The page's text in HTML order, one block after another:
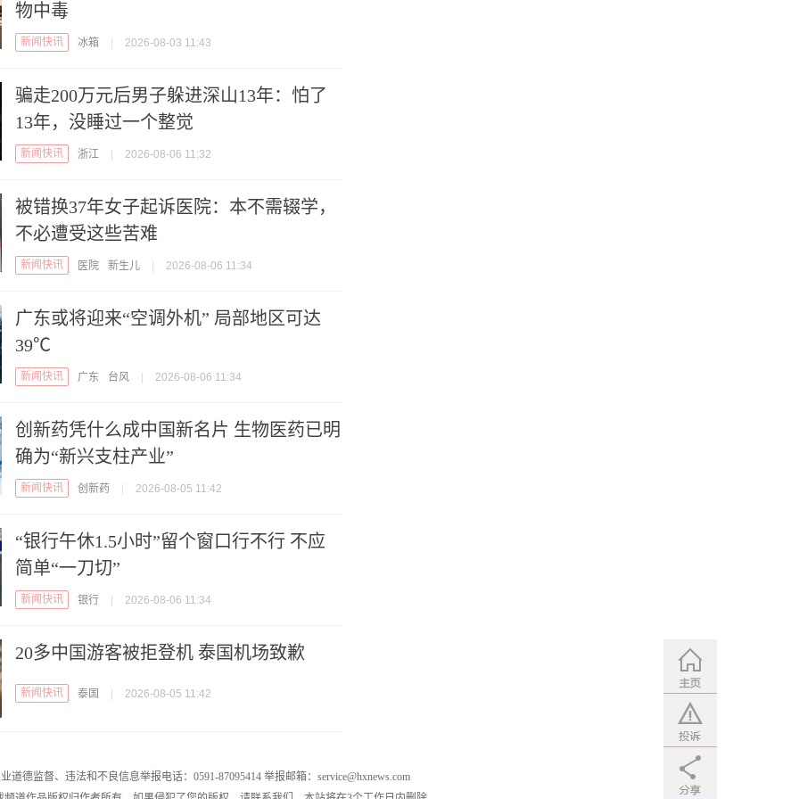
物中毒
新闻快讯 冰箱 2026-08-03 11:43
骗走200万元后男子躲进深山13年：怕了
13年，没睡过一个整觉
新闻快讯 浙江 2026-08-06 11:32
被错换37年女子起诉医院：本不需辍学，
不必遭受这些苦难
新闻快讯 医院 新生儿 2026-08-06 11:34
广东或将迎来“空调外机” 局部地区可达
39℃
新闻快讯 广东 台风 2026-08-06 11:34
创新药凭什么成中国新名片 生物医药已明
确为“新兴支柱产业”
新闻快讯 创新药 2026-08-05 11:42
“银行午休1.5小时”留个窗口行不行 不应
简单“一刀切”
新闻快讯 银行 2026-08-06 11:34
20多中国游客被拒登机 泰国机场致歉
新闻快讯 泰国 2026-08-05 11:42
道德监督、违法和不良信息举报电话：0591-87095414 举报邮箱：service@hxnews.com